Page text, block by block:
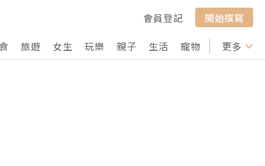
會員登記
開始撰寫
旅遊 女生 玩樂 親子 生活 寵物 行山 打卡
更多